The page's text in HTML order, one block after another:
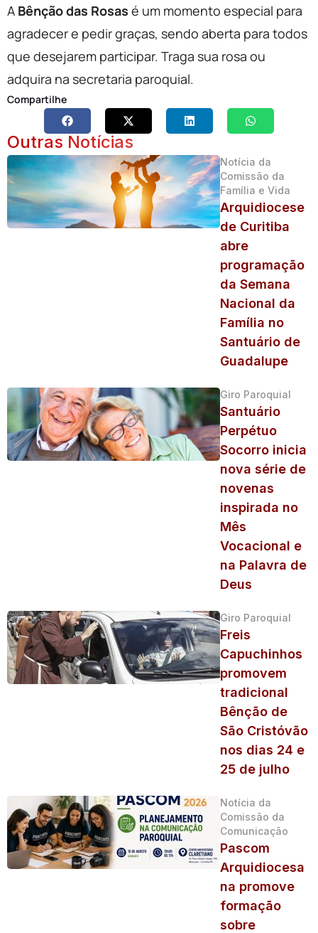
A Bênção das Rosas é um momento especial para
agradecer e pedir graças, sendo aberta para todos
que desejarem participar. Traga sua rosa ou
adquira na secretaria paroquial.
Compartilhe
Outras Notícias
Notícia da
Comissão da
Família e Vida
Arquidiocese
de Curitiba
abre
programação
da Semana
Nacional da
Família no
Santuário de
Guadalupe
Giro Paroquial
Santuário
Perpétuo
Socorro inicia
nova série de
novenas
inspirada no
Mês
Vocacional e
na Palavra de
Deus
Giro Paroquial
Freis
Capuchinhos
promovem
tradicional
Bênção de
São Cristóvão
nos dias 24 e
25 de julho
Notícia da
Comissão da
Comunicação
Pascom
Arquidiocesa
na promove
formação
sobre